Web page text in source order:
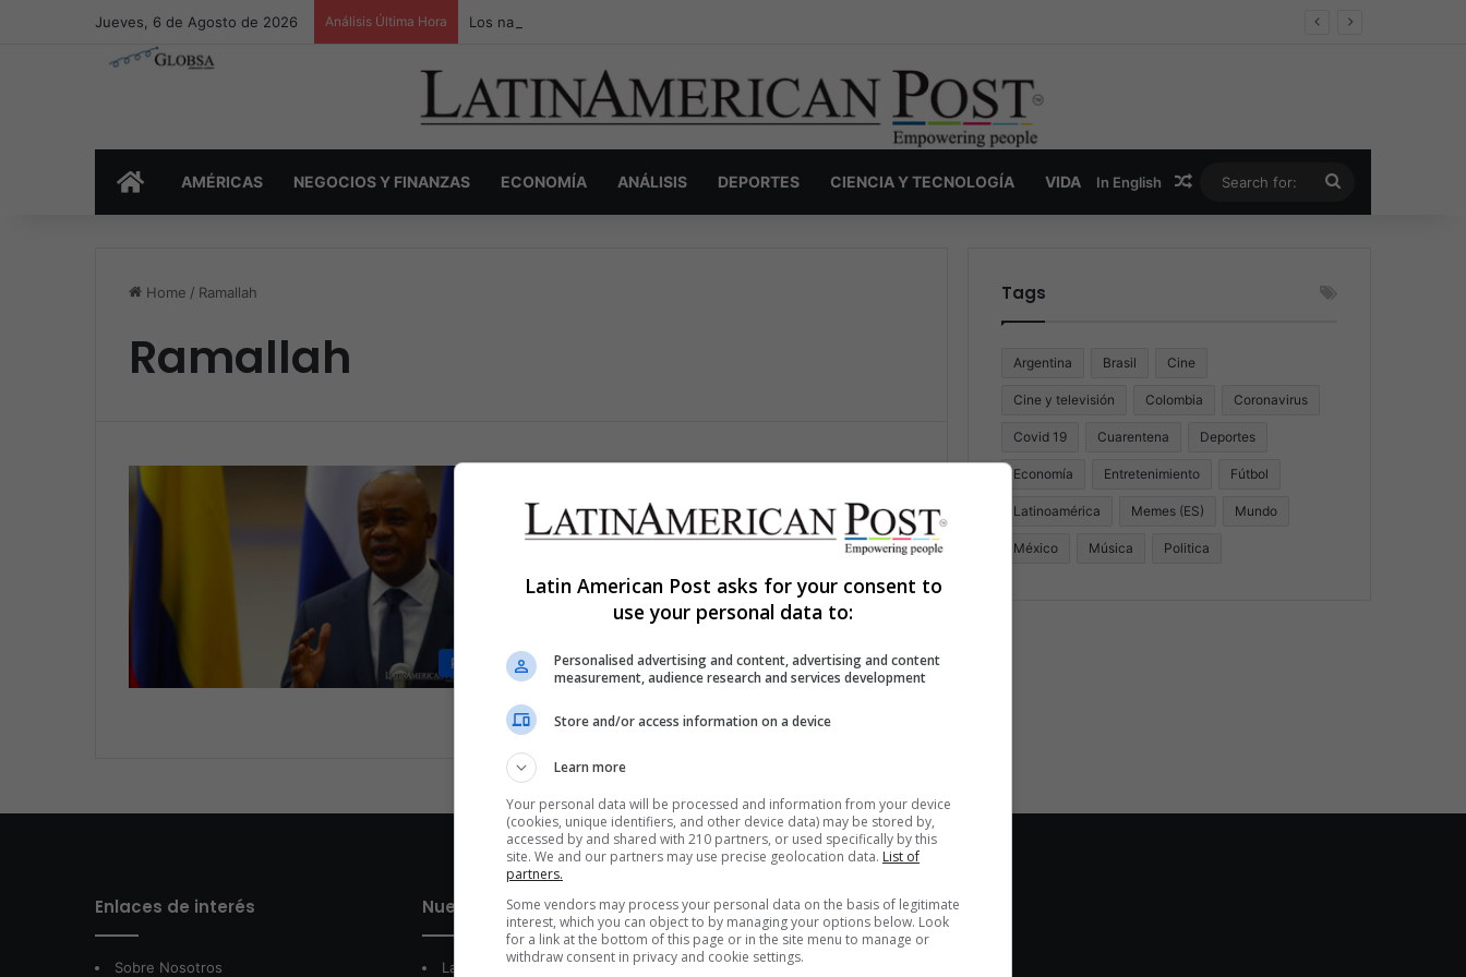
Jueves, 6 de Agosto de 2026 Análisis Última Hora Los narcos invisibles de Colombia: la guerra secreta por la verdad, el poder y la nueva economía de la droga
INICIOAMÉRICAS NEGOCIOS Y FINANZAS ECONOMÍA ANÁLISIS DEPORTES CIENCIA Y TECNOLOGÍA VIDA In English Random Article
for:
Home / Ramallah
Ramallah
Política
Colombia abre embajada en
Ramallah en medio de cambios
El presidente colombiano Gustavo Petro ordenó el
que indica un cambio significativo en…
Tags
Argentina Brasil Cine
Cine y televisión Colombia Coronavirus
Covid 19 Cuarentena Deportes
Economía Entretenimiento Fútbol
Latinoamérica Memes (ES) Mundo
México Música Politica
Enlaces de interés
Sobre Nosotros
Nuestros Sitios
LatamArt
Date de alta en nuestro
newsletter
Latin American Post asks for your consent to
use your personal data to:
Personalised advertising and content, advertising and content
measurement, audience research and services development
Store and/or access information on a device
Learn more
Your personal data will be processed and information from your device
(cookies, unique identifiers, and other device data) may be stored by,
accessed by and shared with 210 partners, or used specifically by this
site. We and our partners may use precise geolocation data. List of
partners.
Some vendors may process your personal data on the basis of legitimate
interest, which you can object to by managing your options below. Look
for a link at the bottom of this page or in the site menu to manage or
withdraw consent in privacy and cookie settings.